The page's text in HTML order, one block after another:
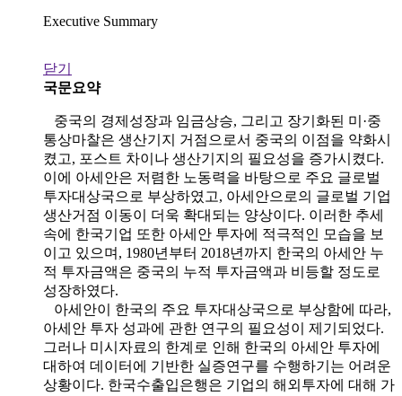
Executive Summary
닫기
국문요약
중국의 경제성장과 임금상승, 그리고 장기화된 미·중
통상마찰은 생산기지 거점으로서 중국의 이점을 약화시
켰고, 포스트 차이나 생산기지의 필요성을 증가시켰다.
이에 아세안은 저렴한 노동력을 바탕으로 주요 글로벌
투자대상국으로 부상하였고, 아세안으로의 글로벌 기업
생산거점 이동이 더욱 확대되는 양상이다. 이러한 추세
속에 한국기업 또한 아세안 투자에 적극적인 모습을 보
이고 있으며, 1980년부터 2018년까지 한국의 아세안 누
적 투자금액은 중국의 누적 투자금액과 비등할 정도로
성장하였다.
아세안이 한국의 주요 투자대상국으로 부상함에 따라,
아세안 투자 성과에 관한 연구의 필요성이 제기되었다.
그러나 미시자료의 한계로 인해 한국의 아세안 투자에
대하여 데이터에 기반한 실증연구를 수행하기는 어려운
상황이다. 한국수출입은행은 기업의 해외투자에 대해 가